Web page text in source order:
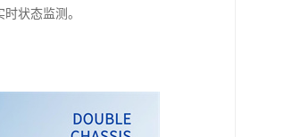
状态监测。